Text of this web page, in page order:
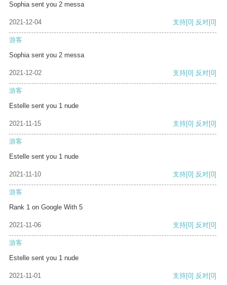
Sophia sent you 2 messa
2021-12-04 支持[0] 反对[0]
游客
Sophia sent you 2 messa
2021-12-02 支持[0] 反对[0]
游客
Estelle sent you 1 nude
2021-11-15 支持[0] 反对[0]
游客
Estelle sent you 1 nude
2021-11-10 支持[0] 反对[0]
游客
Rank 1 on Google With 5
2021-11-06 支持[0] 反对[0]
游客
Estelle sent you 1 nude
2021-11-01 支持[0] 反对[0]